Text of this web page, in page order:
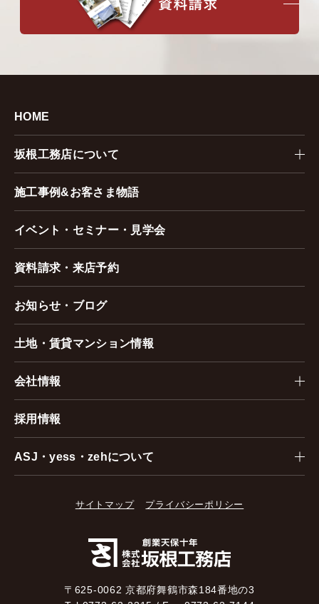
HOME
坂根工務店について
施工事例&お客さま物語
イベント・セミナー・見学会
資料請求・来店予約
お知らせ・ブログ
土地・賃貸マンション情報
会社情報
採用情報
ASJ・yess・zehについて
サイトマップ プライバシーポリシー
〒625-0062 京都府舞鶴市森184番地の3